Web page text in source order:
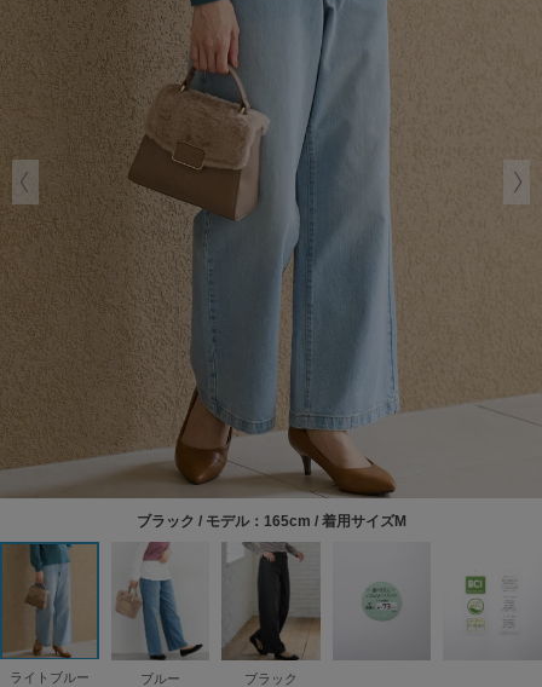
ブラック / モデル：165cm / 着用サイズM
ライトブルー ブルー ブラック